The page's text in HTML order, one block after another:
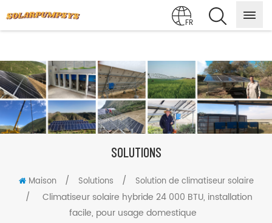
FR
SOLUTIONS
Maison / Solutions / Solution de climatiseur solaire
/
Climatiseur solaire hybride 24 000 BTU, installation
facile, pour usage domestique